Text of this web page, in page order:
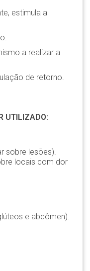
estimula a
a realizar a
de retorno.
UTILIZADO:
sobre lesões).
locais com dor
e abdômen).